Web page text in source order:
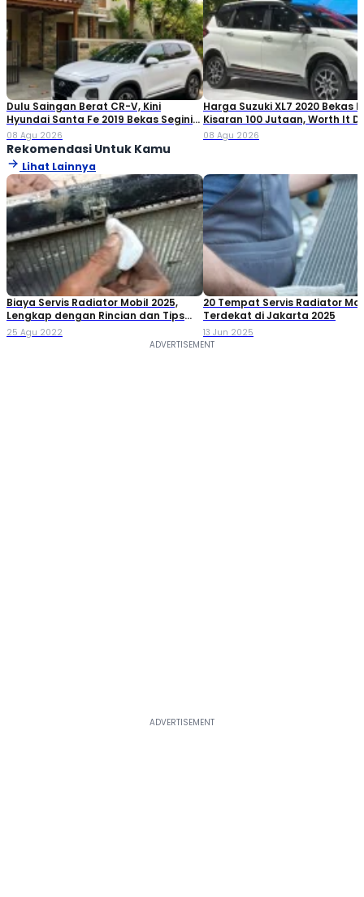
Dulu Saingan Berat CR-V, Kini
Hyundai Santa Fe 2019 Bekas Segini
Harganya
08 Agu 2026
Harga Suzuki XL7 2020 Bekas
Kisaran 100 Jutaan, Worth It
08 Agu 2026
Rekomendasi Untuk Kamu
Lihat Lainnya
Biaya Servis Radiator Mobil 2025,
Lengkap dengan Rincian dan Tips
Perawatannya
25 Agu 2022
20 Tempat Servis Radiator
Terdekat​ di Jakarta 2025
13 Jun 2025